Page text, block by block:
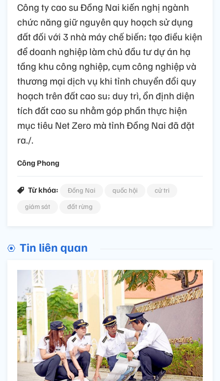
Công ty cao su Đồng Nai kiến nghị ngành
chức năng giữ nguyên quy hoạch sử dụng
đất đối với 3 nhà máy chế biến; tạo điều kiện
để doanh nghiệp làm chủ đầu tư dự án hạ
tầng khu công nghiệp, cụm công nghiệp và
thương mại dịch vụ khi tỉnh chuyển đổi quy
hoạch trên đất cao su; duy trì, ổn định diện
tích đất cao su nhằm góp phần thực hiện
mục tiêu Net Zero mà tỉnh Đồng Nai đã đặt
ra./.
Công Phong
Từ khóa: Đồng Nai quốc hội
cử tri
giám sát
đất rừng
Tin liên quan